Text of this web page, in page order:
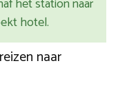
het station naar
hotel.
naar